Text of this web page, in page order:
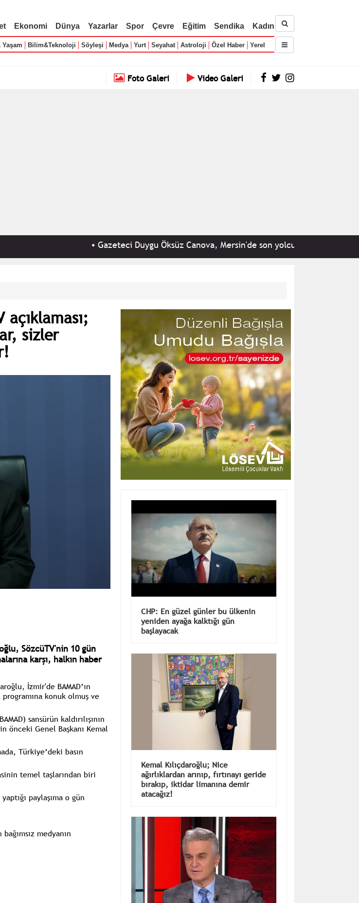
Ekonomi Dünya Yazarlar Spor Çevre Eğitim Sendika Kadın
Yaşam Bilim&Teknoloji Söyleşi Medya Yurt Seyahat Astroloji Özel Haber Yerel
Foto Galeri Video Galeri
Gazeteci Duygu Öksüz Canova, Mersin'de son yolculuğuna uğurlandı
açıklaması;
sizler
SözcüTV'nin 10 gün
karşı, halkın haber
İzmir'de BAMAD’ın
programına konuk olmuş ve
sansürün kaldırılışının
önceki Genel Başkanı Kemal
Türkiye’deki basın
temel taşlarından biri
paylaşıma o gün
medyanın
CHP: En güzel günler bu ülkenin
yeniden ayağa kalktığı gün
Kemal Kılıçdaroğlu; Nice
ağırlıklardan arınıp, fırtınayı geride
bırakıp, iktidar limanına demir